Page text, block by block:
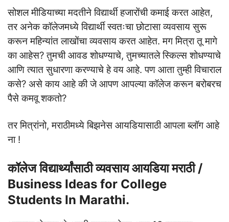
सोशल मीडियाच्या मदतीने विद्यार्थी हजारोंची कमाई करत आहेत,
तर अनेक कॉलेजमध्ये विद्यार्थी स्वतःचा छोटासा व्यवसाय सुरू
करून महिन्यांत लाखोंचा व्यवसाय करत आहेत. मग मित्रा तू मागे
का आहेस? तुमची आवड शोधण्याचे, तुमच्यातले स्किल्स शोधण्याचे
आणि त्यात सुधारणा करण्याचे हे वय आहे. पण आता तुम्ही विचाराल
कसे? असे काय आहे की जे आपण आपल्या कॉलेज करून बरोबरच
पैसे कमवू शकतो?
तर मित्रांनो, मराठीमध्ये बिझनेस आयडियासाठी आपला ब्लॉग आहे
ना !
कॉलेज विद्यार्थ्यांसाठी व्यवसाय आयडिया मराठी /
Business Ideas for College
Students In Marathi.